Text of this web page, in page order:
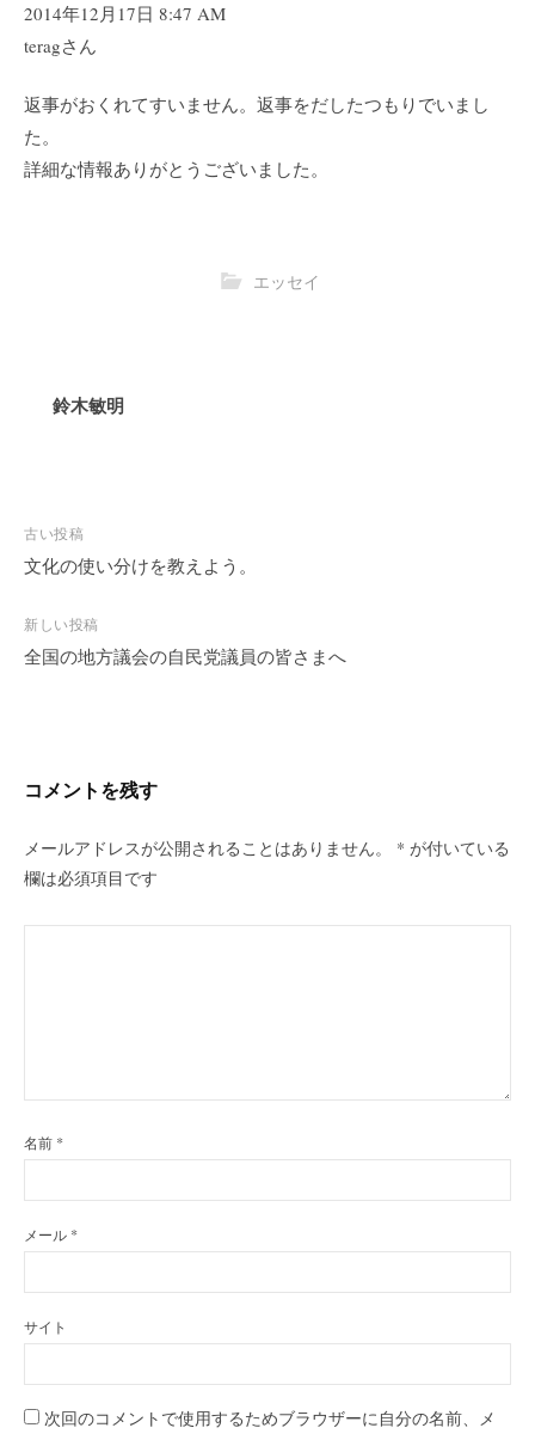
2014年12月17日 8:47 AM
teragさん
返事がおくれてすいません。返事をだしたつもりでいまし
た。
詳細な情報ありがとうございました。
エッセイ
鈴木敏明
投
稿
ナ
ョ
古い投稿
文化の使い分けを教えよう。
新しい投稿
全国の地方議会の自民党議員の皆さまへ
コメントを残す
メールアドレスが公開されることはありません。 * が付いている
欄は必須項目です
名前 *
メール *
サイト
次回のコメントで使用するためブラウザーに自分の名前、メ